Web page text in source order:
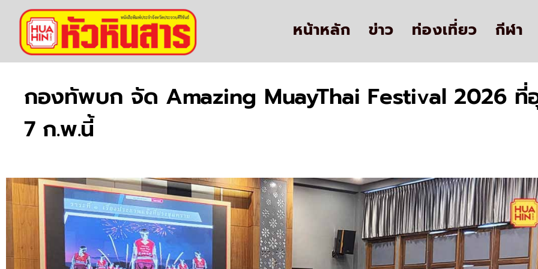
หน้าหลัก ข่าว ท่องเที่ยว กีฬา
กองทัพบก จัด Amazing MuayThai Festival 2026
7 ก.พ.นี้